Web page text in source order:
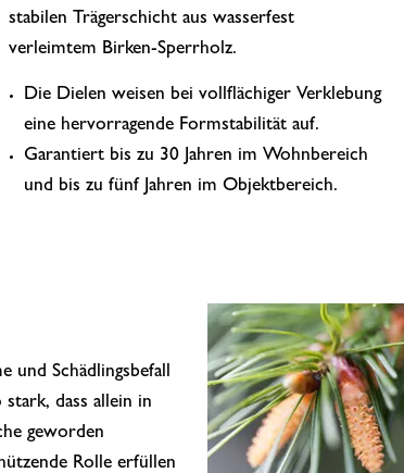
stabilen Trägerschicht aus wasserfest
verleimtem Birken-Sperrholz.
Die Dielen weisen bei vollflächiger Verklebung
eine hervorragende Formstabilität auf.
Garantiert bis zu 30 Jahren im Wohnbereich
und bis zu fünf Jahren im Objektbereich.
und Schädlingsbefall
dass allein in
geworden
Rolle erfüllen